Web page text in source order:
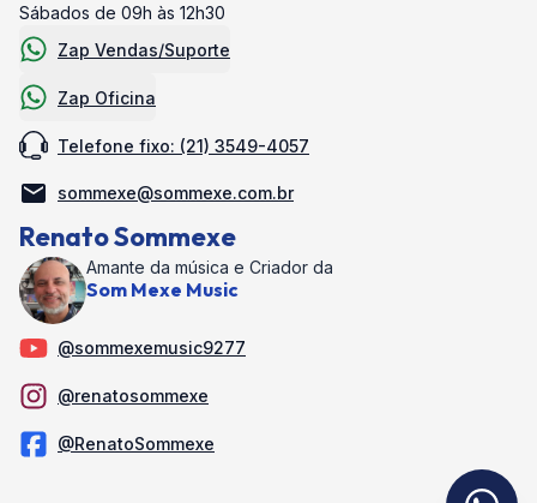
Sábados de 09h às 12h30
Zap Vendas/Suporte
Zap Oficina
Telefone fixo: (21) 3549-4057
sommexe@sommexe.com.br
Renato Sommexe
Amante da música e Criador da
Som Mexe Music
@sommexemusic9277
@renatosommexe
@RenatoSommexe